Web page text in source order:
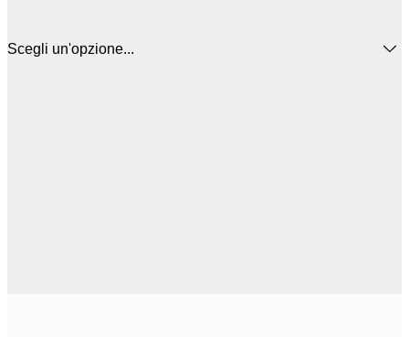
Scegli un'opzione...